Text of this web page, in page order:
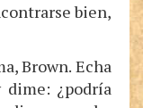
bien,
Brown. Echa
¿podría